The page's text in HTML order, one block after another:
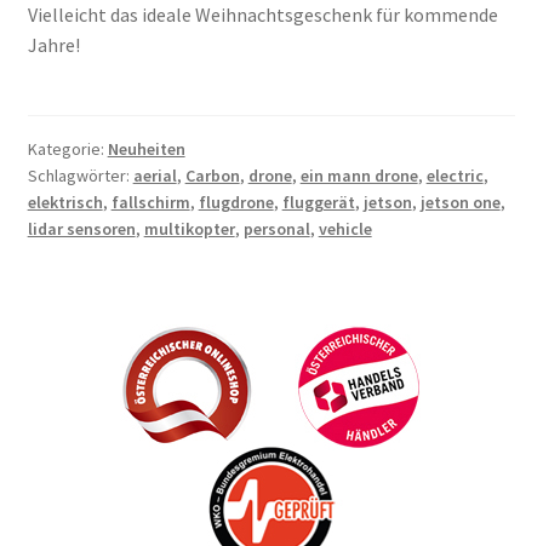
Vielleicht das ideale Weihnachtsgeschenk für kommende
Jahre!
Kategorie: Neuheiten
Schlagwörter: aerial, Carbon, drone, ein mann drone, electric,
elektrisch, fallschirm, flugdrone, fluggerät, jetson, jetson one,
lidar sensoren, multikopter, personal, vehicle